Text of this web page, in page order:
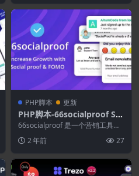
PHP脚本 更新
PHP脚本-66socialproof Scr
ipt 30.0.0
66socialproof 是一个营销工具
件通...2 年前 27